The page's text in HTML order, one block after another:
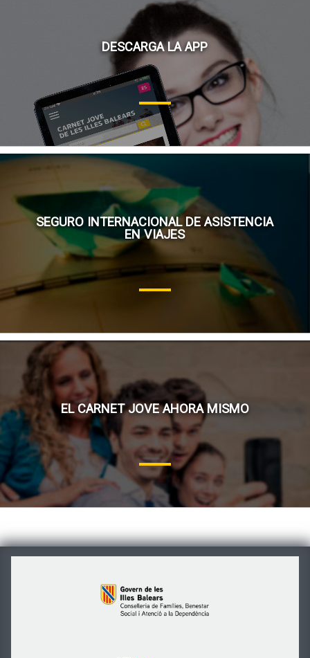
DESCARGA LA APP
SEGURO INTERNACIONAL DE ASISTENCIA
EN VIAJES
EL CARNET JOVE AHORA MISMO